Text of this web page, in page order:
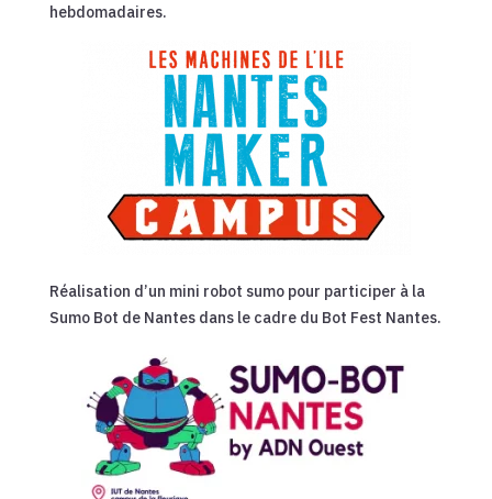
hebdomadaires.
Réalisation d’un mini robot sumo pour participer à la
Sumo Bot de Nantes dans le cadre du Bot Fest Nantes.